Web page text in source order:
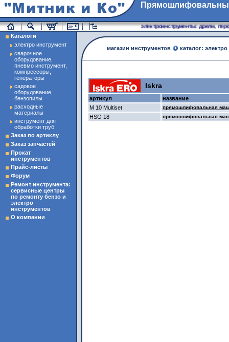
электроинструменты: дрели,
магазин инструменты
магазин инструментов каталог:
Iskra
артикул
название
M 10 Multiset
прямошлифовальная
HSG 18 прямошлифовальная
Каталоги
электро инструмент
сварочное
оборудование,
пневмо инструмент,
компрессоры,
генераторы
садовое
оборудование,
бензопилы
расходные
материалы
инструмент для
обработки труб
Заказ по артиклу
Заказ запчастей
Прокат
инструментов
Прайс-листы
Форум
Ремонт инструмента:
сервисные центры
по ремонту бензо и
электро
инструментов
О компании